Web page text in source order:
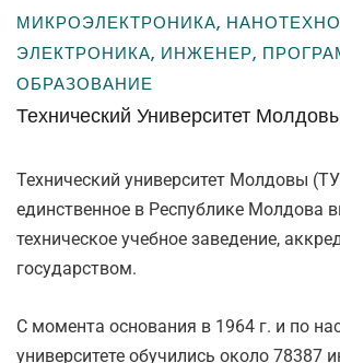
МИКРОЭЛЕКТРОНИКА,
ЭЛЕКТРОНИКА, ИНЖЕНЕР,
ОБРАЗОВАНИЕ
Технический Университет
Технический университет Молдовы
единственное в Республике Молдова
техническое учебное заведение,
государством.
С момента основания в 1964 г. и по
университете обучились около 78387